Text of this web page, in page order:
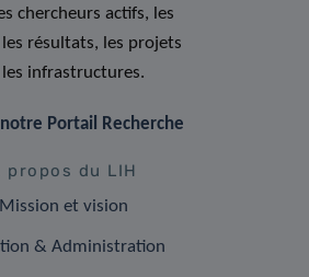
chercheurs actifs, les
résultats, les projets
infrastructures.
Portail Recherche
propos du LIH
Mission et vision
& Administration